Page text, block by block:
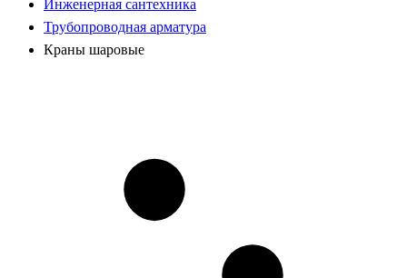
Инженерная сантехника
Трубопроводная арматура
Краны шаровые